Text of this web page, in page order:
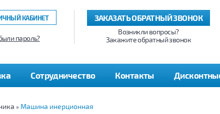
ЗАКАЗАТЬ ОБРАТНЫЙ ЗВОНОК
Возникли вопросы?
Закажите обратный звонок
КАБИНЕТ
пароль?
Сотрудничество Контакты
» Машина инерционная